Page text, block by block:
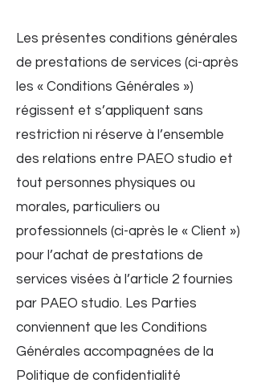
Les présentes conditions générales
de prestations de services (ci-après
les « Conditions Générales »)
régissent et s’appliquent sans
restriction ni réserve à l’ensemble
des relations entre PAEO studio et
tout personnes physiques ou
morales, particuliers ou
professionnels (ci-après le « Client »)
pour l’achat de prestations de
services visées à l’article 2 fournies
par PAEO studio. Les Parties
conviennent que les Conditions
Générales accompagnées de la
Politique de confidentialité